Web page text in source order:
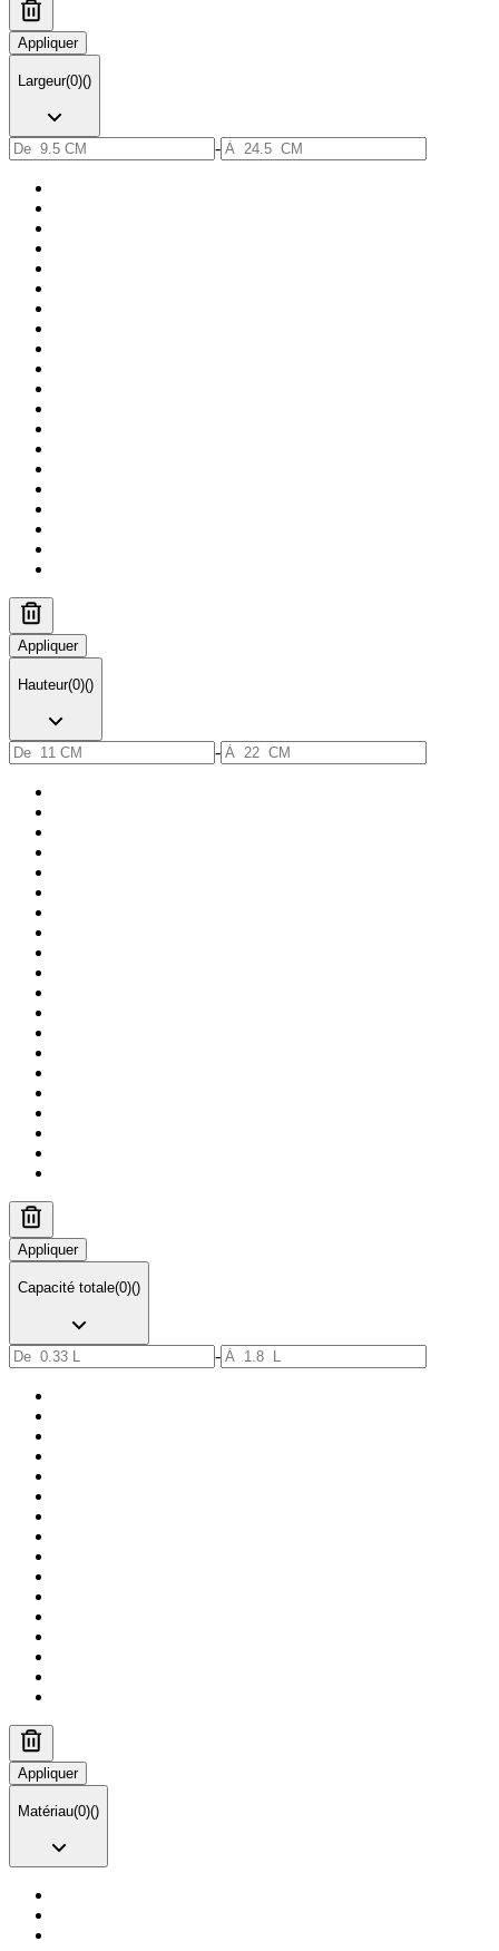
Appliquer
Largeur(0)()
-
Appliquer
Hauteur(0)()
-
Appliquer
Capacité totale(0)()
-
Appliquer
Matériau(0)()